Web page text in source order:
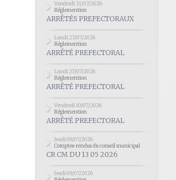
Vendredi 31/07/2026
Réglemention
ARRÊTÉS PREFECTORAUX
Lundi 27/07/2026
Réglemention
ARRÊTÉ PREFECTORAL
Lundi 27/07/2026
Réglemention
ARRÊTÉ PREFECTORAL
Vendredi 10/07/2026
Réglemention
ARRÊTÉ PREFECTORAL
Jeudi 09/07/2026
Comptes-rendus du conseil municipal
CR CM DU 13 05 2026
Jeudi 09/07/2026